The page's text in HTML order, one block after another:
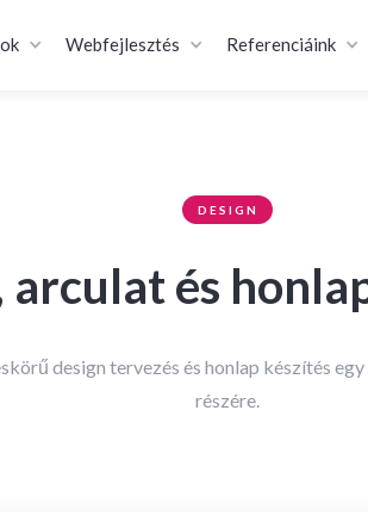
Webfejlesztés Referenciáink
DESIGN
arculat és
design tervezés és honlap készítés
részére.